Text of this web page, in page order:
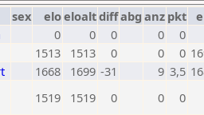
sex eloeloaltdiffabg anz pkt
0 0 0 0
0
1513 1513 0 0 0
1668 1699 -31 9 3,5
1519 1519 0 0 0